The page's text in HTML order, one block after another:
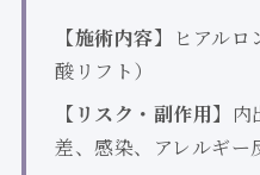
【施術内容】
ヒアル
酸リフト）
【リスク・副作用】 内
差、感染、アレルギー